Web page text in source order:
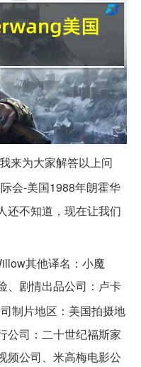
来为大家解答以上问
际会-美国1988年朗霍华
还不知道，现在让我们
其他译名：小魔
、剧情出品公司：卢卡
制片地区：美国拍摄地
公司：二十世纪福斯家
频公司、米高梅电影公